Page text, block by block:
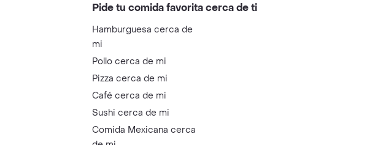
Pide tu comida favorita cerca de ti
Hamburguesa cerca de
mi
Pollo cerca de mi
Pizza cerca de mi
Café cerca de mi
Sushi cerca de mi
Comida Mexicana cerca